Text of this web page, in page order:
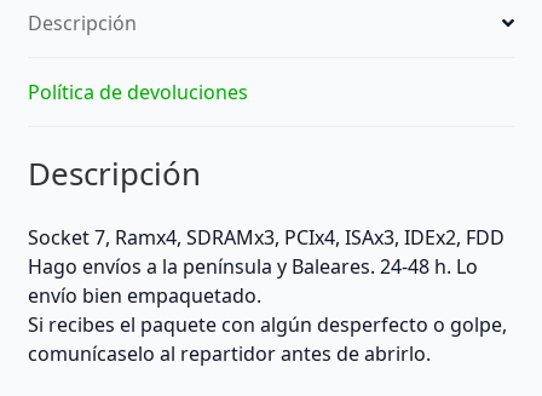
Descripción
Política de devoluciones
Descripción
Socket 7, Ramx4, SDRAMx3, PCIx4, ISAx3, IDEx2, FDD
Hago envíos a la península y Baleares. 24-48 h. Lo
envío bien empaquetado.
Si recibes el paquete con algún desperfecto o golpe,
comunícaselo al repartidor antes de abrirlo.